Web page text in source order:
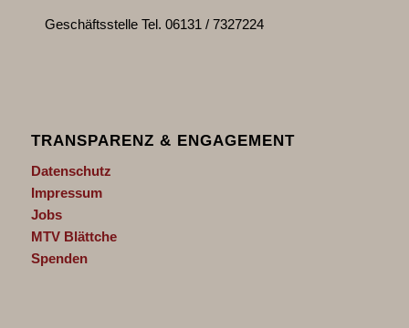
Geschäftsstelle Tel. 06131 / 7327224
TRANSPARENZ & ENGAGEMENT
Datenschutz
Impressum
Jobs
MTV Blättche
Spenden